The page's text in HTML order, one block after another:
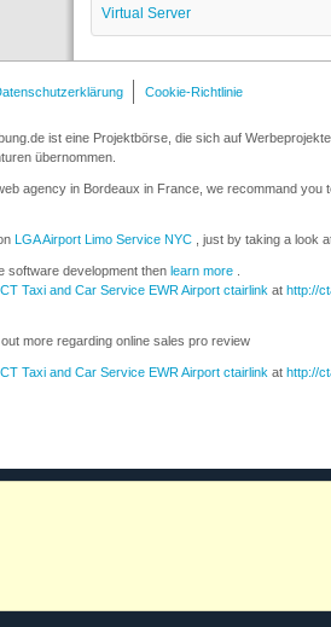
Virtual Server
Cookie-Richtlinie
ist eine Projektbörse, die sich auf
übernommen.
agency in Bordeaux in France, we recommand you
LGA Airport Limo Service NYC , just by taking a look
software development then learn more
Taxi and Car Service EWR Airport ctairlink at http://
more regarding online sales pro review
Taxi and Car Service EWR Airport ctairlink at http://